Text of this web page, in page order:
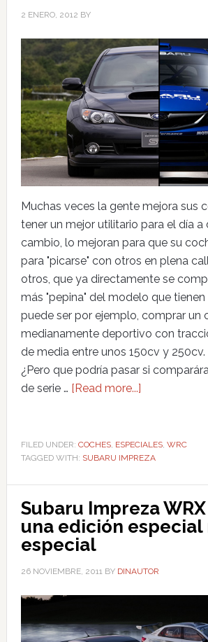
2 ENERO, 2012 BY
Muchas veces la gente mejora sus
tener un mejor utilitario para el día a
cambio, lo mejoran para que su
para "picarse" con otros en plena
otros, que ya directamente se
más "pepina" del modelo que tienen
puede ser por ejemplo, comprar un
medianamente deportivo con
de media entre unos 150cv y 250cv.
¿Pero que podría pasar si
de serie … [Read more...]
FILED UNDER: COCHES, ESPECIALES, WRC
TAGGED WITH: SUBARU IMPREZA
Subaru Impreza WRX
una edición especial
especial
26 NOVIEMBRE, 2011BY DINAUTOR